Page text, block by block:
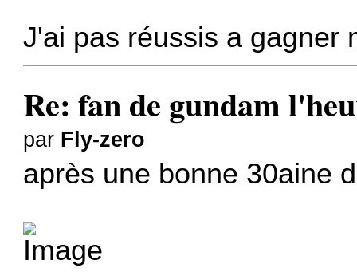
J'ai pas réussis a
Re: fan de gundam
par Fly-zero
après une bonne 30aine